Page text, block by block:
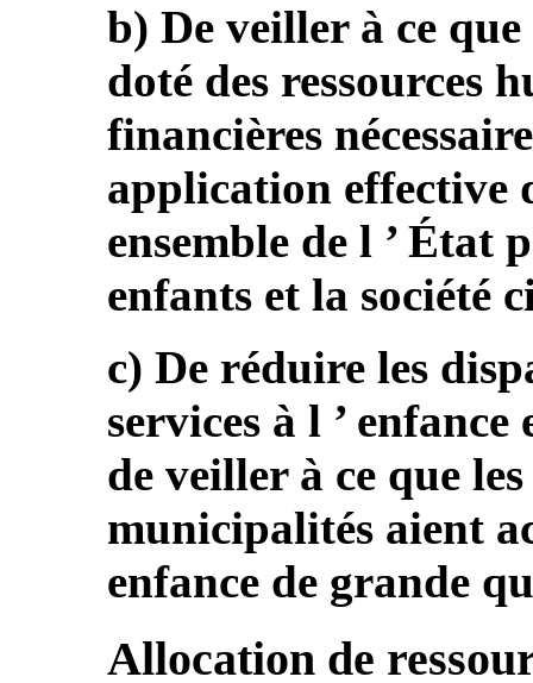
b) De veiller à ce
doté des ressources
financières
application effective
ensemble de l ’ État
enfants et la société
c) De réduire les
services à l ’
de veiller à ce que
municipalités aient
enfance de grande
Allocation de